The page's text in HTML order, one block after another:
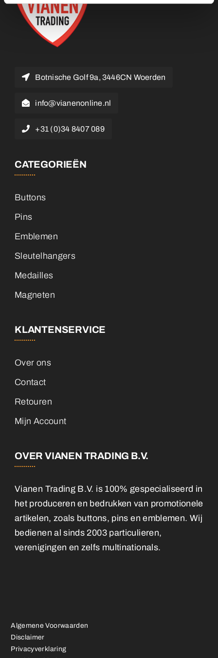
Botnische Golf 9a, 3446CN Woerden
info@vianenonline.nl
+31 (0)34 8407 089
CATEGORIEËN
Buttons
Pins
Emblemen
Sleutelhangers
Medailles
Magneten
KLANTENSERVICE
Over ons
Contact
Retouren
Mijn Account
OVER VIANEN TRADING B.V.
Vianen Trading B.V. is 100% gespecialiseerd in
het produceren en bedrukken van promotionele
artikelen, zoals buttons, pins en emblemen. Wij
bedienen al sinds 2003 particulieren,
verenigingen en zelfs multinationals.
Algemene Voorwaarden
Disclaimer
Privacyverklaring